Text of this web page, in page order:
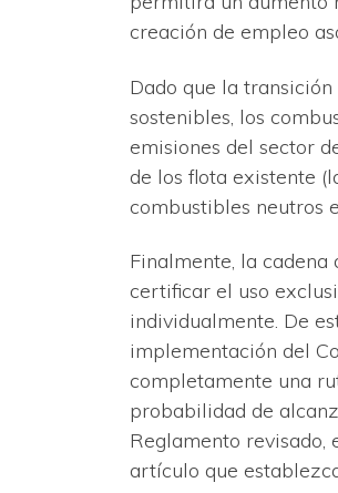
creación de empleo
Dado que la
sostenibles, los
emisiones del sector
de los flota existente
combustibles neutros
Finalmente, la
certificar el uso
individualmente. De
implementación del
completamente una
probabilidad de
Reglamento revisado,
artículo que